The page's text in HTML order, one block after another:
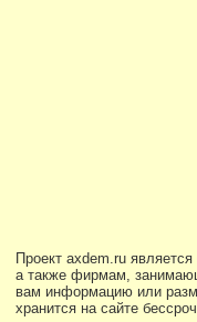
Проект axdem.ru
а также фирмам,
вам информацию или
хранится на сайте